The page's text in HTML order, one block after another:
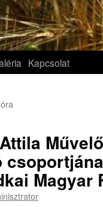
Kapcsolat
Magyar